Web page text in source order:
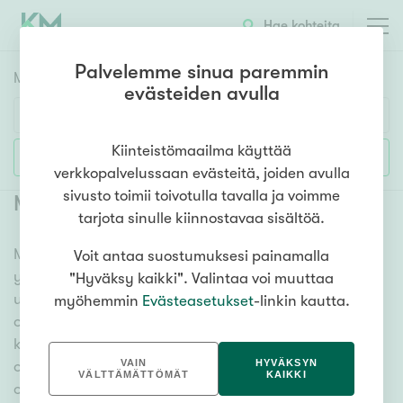
Hae kohteita
Myyntikohteet
Huoneluku
1h 2h 3h 4h 5h+
Asuntotyyppi
Kerros-/luhtitalo
Rivitalo/paritalo
Omakoti-/erillistalo
Maa- tai metsätila
Lisää hakuehtoja
Myytävät omakotitalot Fagervik (1
Meiltä löydät myytävät omakotitalot Fagervik niin
yhdessä tasossa olevista vaihtoehdoista isoihin
useamman kerroksen omakotitaloihin. Sadat
omakotitalokohteet ja erittäin kattava
kiinteistönvälittäjien verkosto varmistavat, että meillä
on hyvä paikallinen osaaminen ja tieto, mitä
omakotitalossa asuminen tarkoittaa. Katso alta kaikki
Palvelemme sinua paremmin
evästeiden avulla
Kiinteistömaailma käyttää
verkkopalvelussaan evästeitä, joiden avulla
sivusto toimii toivotulla tavalla ja voimme
tarjota sinulle kiinnostavaa sisältöä.
Voit antaa suostumuksesi painamalla
"Hyväksy kaikki". Valintaa voi muuttaa
myöhemmin Evästeasetukset-linkin kautta.
VAIN
VÄLTTÄMÄTTÖMÄT
HYVÄKSYN
KAIKKI